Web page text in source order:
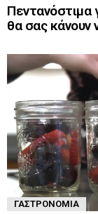
Πεντανόστιμα
θα σας κάνουν
ΓΑΣΤΡΟΝΟΜΊΑ